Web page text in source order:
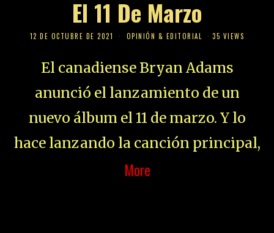
El 11 De Marzo
12 DE OCTUBRE DE 2021 OPINIÓN & EDITORIAL 35 VIEWS
El canadiense Bryan Adams
anunció el lanzamiento de un
nuevo álbum el 11 de marzo. Y lo
hace lanzando la canción principal,
More